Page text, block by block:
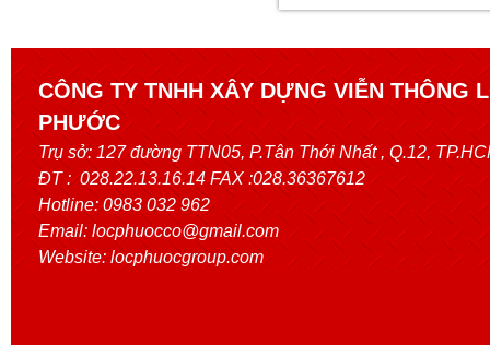
CÔNG TY TNHH XÂY DỰNG VIỄN THÔNG
PHƯỚC
Trụ sở: 127 đường TTN05, P.Tân Thới Nhất, Q.12,
ĐT : 028.22.13.16.14 FAX :028.36367612
Hotline: 0983 032 962
Email: locphuocco@gmail.com
Website: locphuocgroup.com